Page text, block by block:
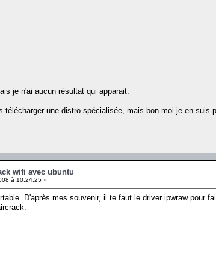
je n'ai aucun résultat qui apparait.
une distro spécialisée, mais bon moi je en suis
wifi avec ubuntu
à 10:24:25 »
D'après mes souvenir, il te faut le driver ipwraw pour